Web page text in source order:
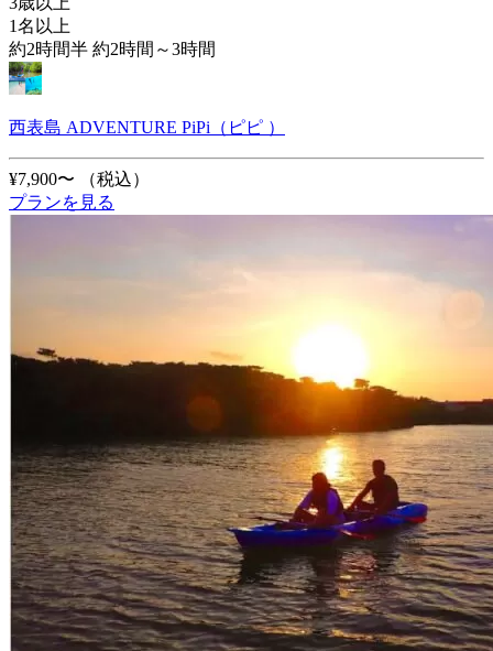
1名以上
約2時間半 約2時間～3時間
西表島 ADVENTURE PiPi（ピピ ）
¥7,900〜
（税込）
プランを見る